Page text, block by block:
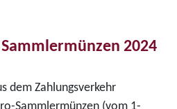
2024
dem Zahlungsverkehr